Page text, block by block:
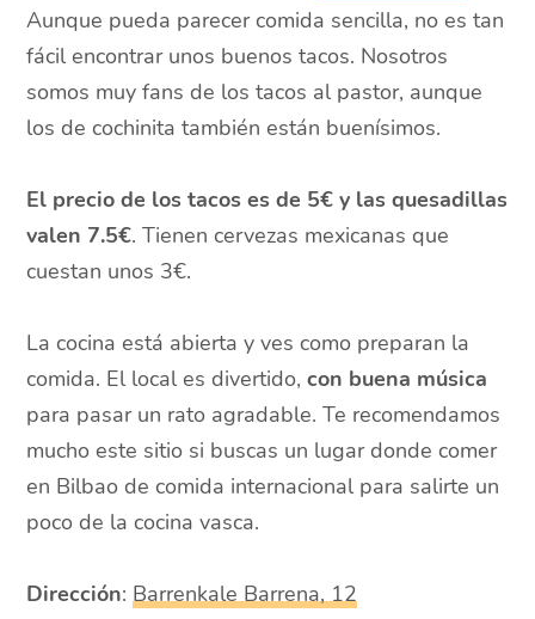
Aunque pueda parecer comida sencilla, no es tan
fácil encontrar unos buenos tacos. Nosotros
somos muy fans de los tacos al pastor, aunque
los de cochinita también están buenísimos.
El precio de los tacos es de 5€ y las quesadillas
valen 7.5€. Tienen cervezas mexicanas que
cuestan unos 3€.
La cocina está abierta y ves como preparan la
comida. El local es divertido,con buena música
para pasar un rato agradable. Te recomendamos
mucho este sitio si buscas un lugar donde comer
en Bilbao de comida internacional para salirte un
poco de la cocina vasca.
Dirección: Barrenkale Barrena, 12